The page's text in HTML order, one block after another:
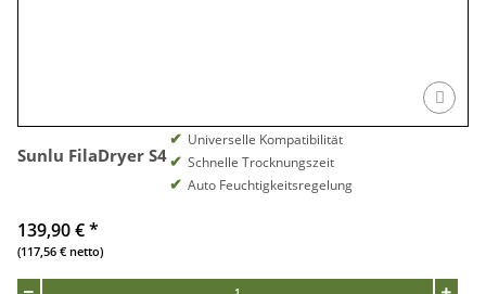
Sunlu FilaDryer S4
Universelle Kompatibilität
Schnelle Trocknungszeit
Auto Feuchtigkeitsregelung
139,90 €*
(117,56 € netto)